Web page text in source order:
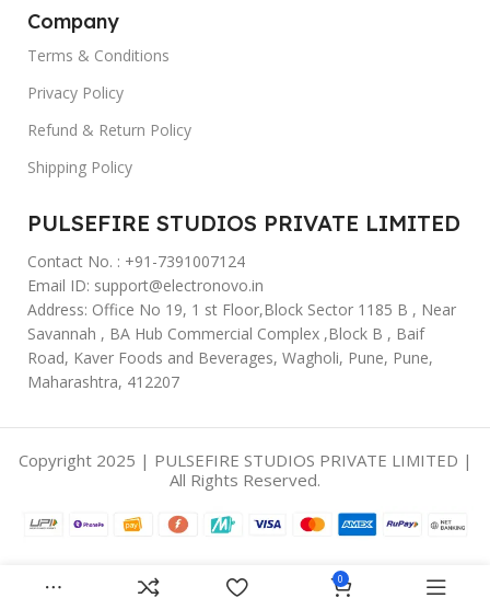
Company
Terms & Conditions
Privacy Policy
Refund & Return Policy
Shipping Policy
PULSEFIRE STUDIOS PRIVATE LIMITED
Contact No. : +91-7391007124
Email ID: support@electronovo.in
Address: Office No 19, 1 st Floor,Block Sector 1185 B , Near
Savannah , BA Hub Commercial Complex ,Block B , Baif
Road, Kaver Foods and Beverages, Wagholi, Pune, Pune,
Maharashtra, 412207
Copyright 2025 | PULSEFIRE STUDIOS PRIVATE LIMITED |
All Rights Reserved.
0